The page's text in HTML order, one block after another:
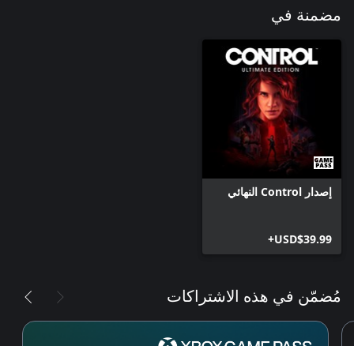
مضمنة في
إصدار Control النهائي
USD$39.99+
مُضمّن في هذه الاشتراكات